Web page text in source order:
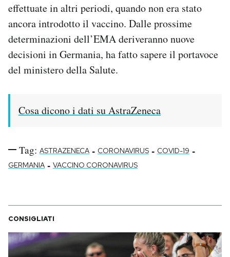
effettuate in altri periodi, quando non era stato
ancora introdotto il vaccino. Dalle prossime
determinazioni dell’EMA deriveranno nuove
decisioni in Germania, ha fatto sapere il portavoce
del ministero della Salute.
Cosa dicono i dati su AstraZeneca
Tag: ASTRAZENECA - CORONAVIRUS - COVID-19 -
GERMANIA - VACCINO CORONAVIRUS
CONSIGLIATI